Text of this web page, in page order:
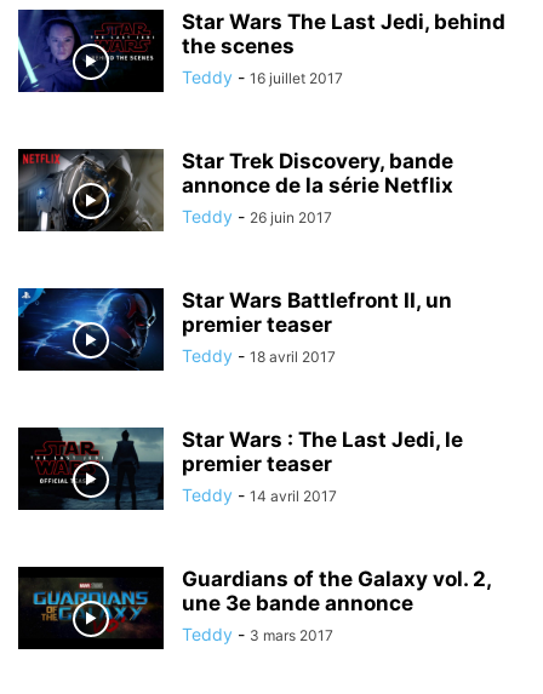
Star Wars The Last Jedi, behind
the scenes
Teddy - 16 juillet 2017
Star Trek Discovery, bande
annonce de la série Netflix
Teddy - 26 juin 2017
Star Wars Battlefront II, un
premier teaser
Teddy - 18 avril 2017
Star Wars : The Last Jedi, le
premier teaser
Teddy - 14 avril 2017
Guardians of the Galaxy vol. 2,
une 3e bande annonce
Teddy - 3 mars 2017